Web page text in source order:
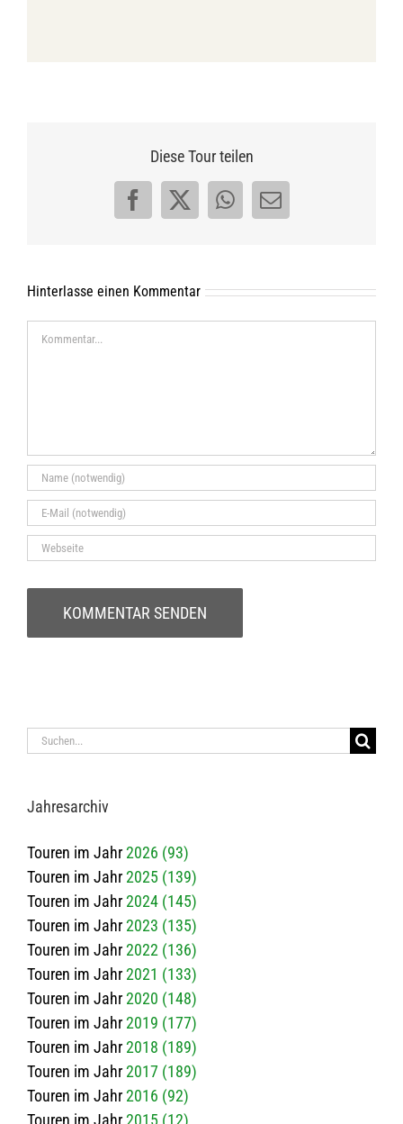
Diese Tour teilen
Facebook
X WhatsApp
E-
Hinterlasse einen Kommentar
Kommentar
Suche
Jah­res­ar­chiv
Touren im Jahr2026 (93)
Touren im Jahr2025 (139)
Touren im Jahr2024 (145)
Touren im Jahr2023 (135)
Touren im Jahr2022 (136)
Touren im Jahr2021 (133)
Touren im Jahr2020 (148)
Touren im Jahr2019 (177)
Touren im Jahr2018 (189)
Touren im Jahr2017 (189)
Touren im Jahr2016 (92)